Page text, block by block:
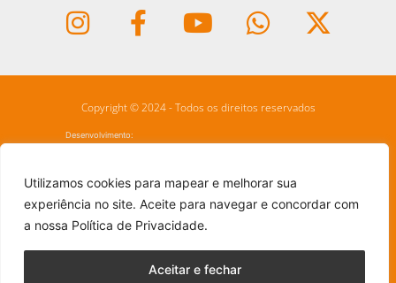
Utilizamos cookies para mapear e melhorar sua
experiência no site. Aceite para navegar e concordar com
a nossa Política de Privacidade.
Aceitar e fechar
Copyright © 2024 - Todos os direitos reservados
Desenvolvimento: